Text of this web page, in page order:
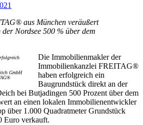
aus München veräußert
Nordsee 500 % über dem
GmbH
Die Immobilienmakler der
Immobilienkanzlei FREITAG®
haben erfolgreich ein
Baugrundstück direkt an der
bei Butjadingen 500 Prozent über dem
an einen lokalen Immobilienentwickler
über 1.000 Quadratmeter Grundstück
Euro verkauft.